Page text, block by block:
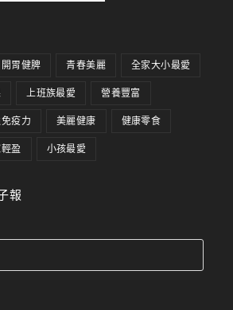
開胃健脾 青春美麗 全家大小最愛
上班族最愛 營養豐富
疫力 美麗健康 健康零食
盈 小孩最愛
報